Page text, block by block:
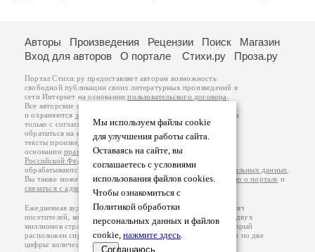
Мы используем файлы cookie
для улучшения работы сайта.
Оставаясь на сайте, вы
соглашаетесь с условиями
использования файлов cookies.
Чтобы ознакомиться с
Политикой обработки
персональных данных и файлов
cookie, нажмите здесь.
Соглашаюсь
Авторы Произведения Рецензии Поиск
Магазин
Вход для авторов
О портале Стихи.ру Проза.ру
Портал Стихи.ру предоставляет авторам возможность
свободной публикации своих литературных произведений в
сети Интернет на основаниипользовательского договора
Все авторские права на произведения принадлежат авторам
и охраняются законом
. Перепечатка произведений возможна
только с согласия его автора, к которому вы можете
обратиться на его авторской странице. Ответственность за
тексты произведений авторы несут самостоятельно на
основанииправил публикацииизаконодательства
Российской Федерации
обрабатываются на основанииПолитики обработки персональных данных
Вы также можете посмотреть более подробнуюинформацию о портале и
связаться с администрацией
Ежедневная аудитория портала Стихи.ру – порядка 200 тысяч
посетителей, которые в общей сумме просматривают более двух
миллионов страниц по данным счетчика посещаемости, который
расположен справа от этого текста. В каждой графе указано по две
цифры: количество просмотров и количество посетителей.